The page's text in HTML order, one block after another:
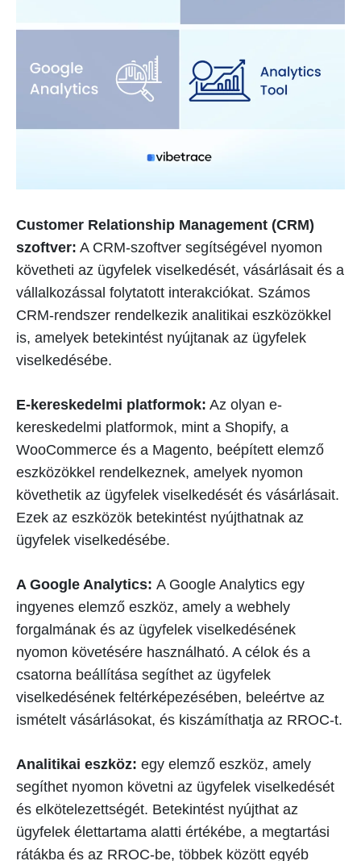
Customer Relationship Management (CRM)
szoftver: A CRM-szoftver segítségével nyomon
követheti az ügyfelek viselkedését, vásárlásait és a
vállalkozással folytatott interakciókat. Számos
CRM-rendszer rendelkezik analitikai eszközökkel
is, amelyek betekintést nyújtanak az ügyfelek
viselkedésébe.
E-kereskedelmi platformok: Az olyan e-
kereskedelmi platformok, mint a Shopify, a
WooCommerce és a Magento, beépített elemző
eszközökkel rendelkeznek, amelyek nyomon
követhetik az ügyfelek viselkedését és vásárlásait.
Ezek az eszközök betekintést nyújthatnak az
ügyfelek viselkedésébe.
A Google Analytics: A Google Analytics egy
ingyenes elemző eszköz, amely a webhely
forgalmának és az ügyfelek viselkedésének
nyomon követésére használható. A célok és a
csatorna beállítása segíthet az ügyfelek
viselkedésének feltérképezésében, beleértve az
ismételt vásárlásokat, és kiszámíthatja az RROC-t.
Analitikai eszköz: egy elemző eszköz, amely
segíthet nyomon követni az ügyfelek viselkedését
és elkötelezettségét. Betekintést nyújthat az
ügyfelek élettartama alatti értékébe, a megtartási
rátákba és az RROC-be, többek között egyéb